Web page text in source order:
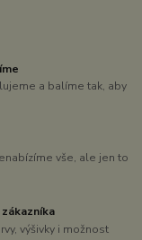
a balíme tak, aby
vše, ale jen to
výšivky i možnost